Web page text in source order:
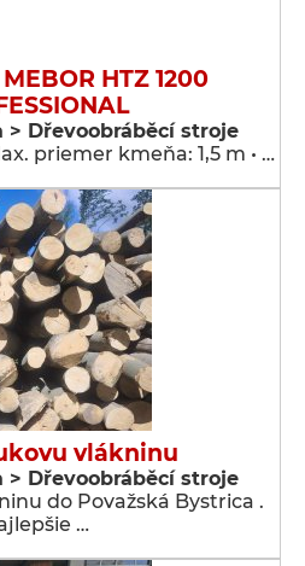
HTZ 1200
> Dřevoobráběcí stroje
priemer kmeňa: 1,5 m • …
vlákninu
> Dřevoobráběcí stroje
do Považská Bystrica .
…